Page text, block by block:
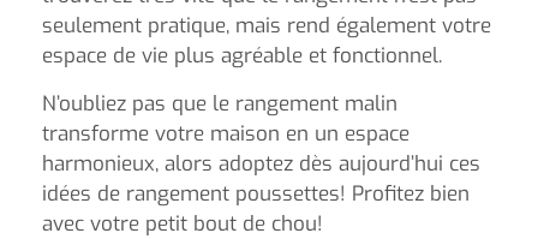
seulement pratique, mais rend également votre
espace de vie plus agréable et fonctionnel.
N’oubliez pas que le rangement malin
transforme votre maison en un espace
harmonieux, alors adoptez dès aujourd’hui ces
idées de rangement poussettes! Profitez bien
avec votre petit bout de chou!